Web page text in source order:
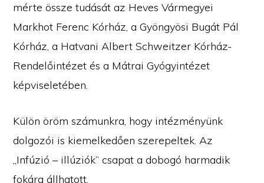
mérte össze tudását az Heves Vármegyei
Markhot Ferenc Kórház, a Gyöngyösi Bugát Pál
Kórház, a Hatvani Albert Schweitzer Kórház-
Rendelőintézet és a Mátrai Gyógyintézet
képviseletében.
Külön öröm számunkra, hogy intézményünk
dolgozói is kiemelkedően szerepeltek. Az
„Infúzió – illúziók” csapat a dobogó harmadik
fokára állhatott.